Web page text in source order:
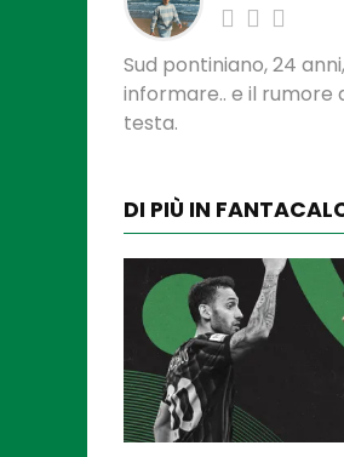
Sud pontiniano, 24
informare.. e il
testa.
DI PIÙ IN